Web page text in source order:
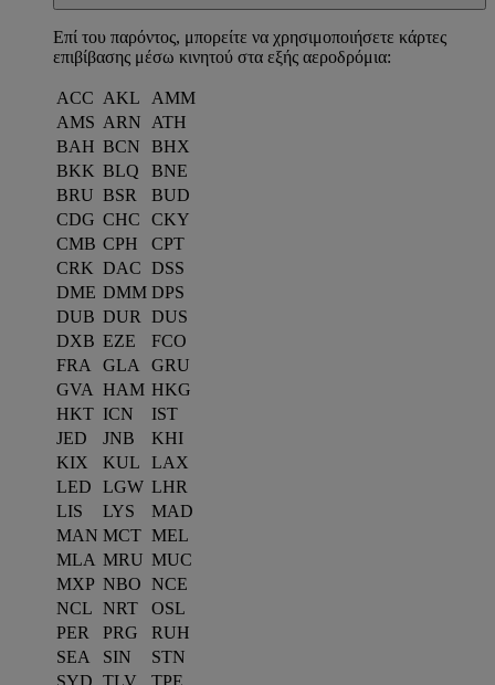
Επί του παρόντος, μπορείτε να χρησιμοποιήσετε κάρτες
επιβίβασης μέσω κινητού στα εξής αεροδρόμια:
ACC AKL
AMM
AMS ARN
ATH
BAH BCN
BHX
BKK BLQ
BNE
BRU BSR
BUD
CDG CHC
CKY
CMB CPH
CPT
CRK DAC DSS
DME DMM DPS
DUB DUR
DUS
DXB EZE
FCO
FRA
GLA
GRU
GVA HAM HKG
HKT ICN
IST
JED
JNB
KHI
KIX
KUL
LAX
LED
LGW LHR
LIS
LYS
MAD
MAN MCT MEL
MLA MRU MUC
MXP NBO NCE
NCL NRT
OSL
PER
PRG
RUH
SEA
SIN
STN
SYD TLV TPE